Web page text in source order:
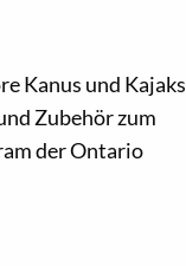
Kanus und Kajaks
Zubehör zum
der Ontario